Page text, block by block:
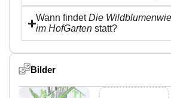
Wann findetDie
im HofGarten statt?
Bilder